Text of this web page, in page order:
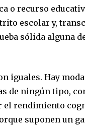
o recurso
escolar y,
sólida alguna
iguales. Hay
de ningún tipo,
rendimiento
suponen un